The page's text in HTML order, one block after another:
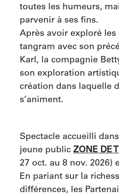
toutes les humeurs,
parvenir à ses fins.
Après avoir exploré les
tangram avec son
Karl, la compagnie
son exploration
création dans laquelle
s’animent.
Spectacle accueilli
jeune public ZONE DE
27 oct. au 8 nov. 2026)
En pariant sur la
différences, les